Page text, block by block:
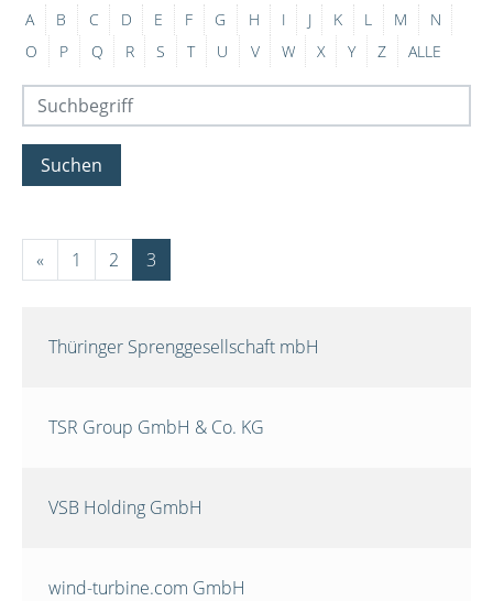
A B C D E F G H I J K L M
N
O
P Q R S T U V W X Y Z ALLE
Suchen
« 1 2 3
Thüringer Sprenggesellschaft mbH
TSR Group GmbH & Co. KG
VSB Holding GmbH
wind-turbine.com GmbH